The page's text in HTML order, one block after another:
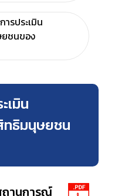
รประเมิน
ชนของ
เมิน
ธิมนุษยชน
ถานการณ์